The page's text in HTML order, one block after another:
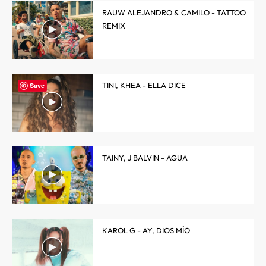
RAUW ALEJANDRO & CAMILO - TATTOO
REMIX
TINI, KHEA - ELLA DICE
TAINY, J BALVIN - AGUA
KAROL G - AY, DIOS MÍO
Save